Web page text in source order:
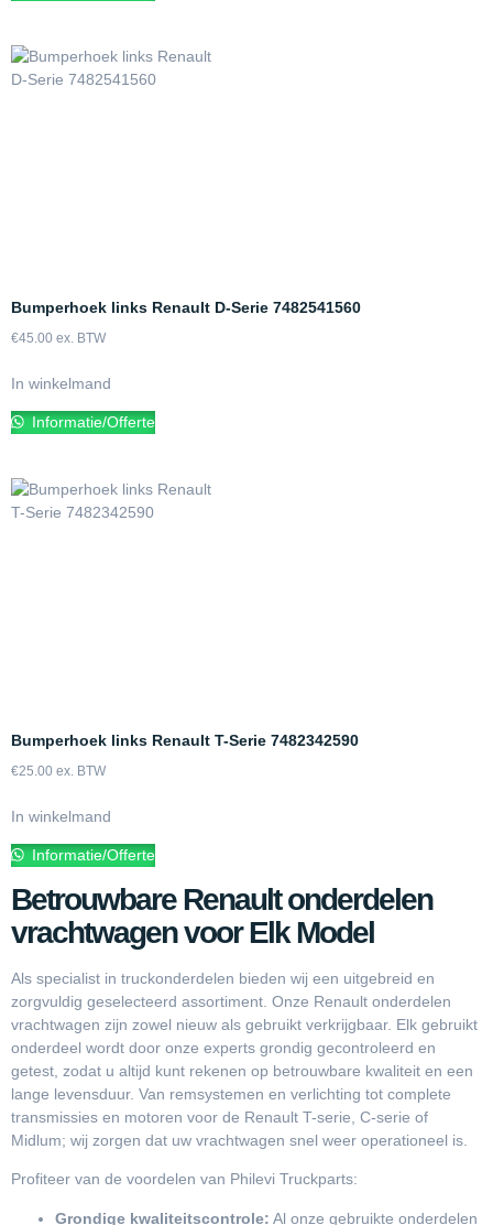
Bumperhoek links Renault D-Serie 7482541560
€45.00 ex. BTW
In winkelmand
Informatie/Offerte
Bumperhoek links Renault T-Serie 7482342590
€25.00 ex. BTW
In winkelmand
Informatie/Offerte
Betrouwbare Renault onderdelen
vrachtwagen voor Elk Model
Als specialist in truckonderdelen bieden wij een uitgebreid en
zorgvuldig geselecteerd assortiment. Onze Renault onderdelen
vrachtwagen zijn zowel nieuw als gebruikt verkrijgbaar. Elk gebruikt
onderdeel wordt door onze experts grondig gecontroleerd en
getest, zodat u altijd kunt rekenen op betrouwbare kwaliteit en een
lange levensduur. Van remsystemen en verlichting tot complete
transmissies en motoren voor de Renault T-serie, C-serie of
Midlum; wij zorgen dat uw vrachtwagen snel weer operationeel is.
Profiteer van de voordelen van Philevi Truckparts:
Grondige kwaliteitscontrole: Al onze gebruikte onderdelen